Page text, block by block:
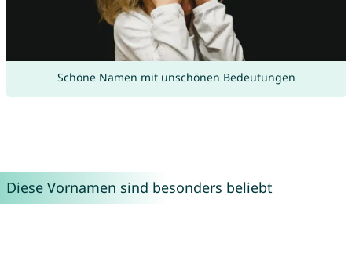
Schöne Namen mit unschönen Bedeutungen
Diese Vornamen sind besonders beliebt